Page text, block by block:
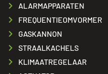
ALARMAPPARATEN
FREQUENTIEOMVORMER
GASKANNON
STRAALKACHELS
KLIMAATREGELAAR